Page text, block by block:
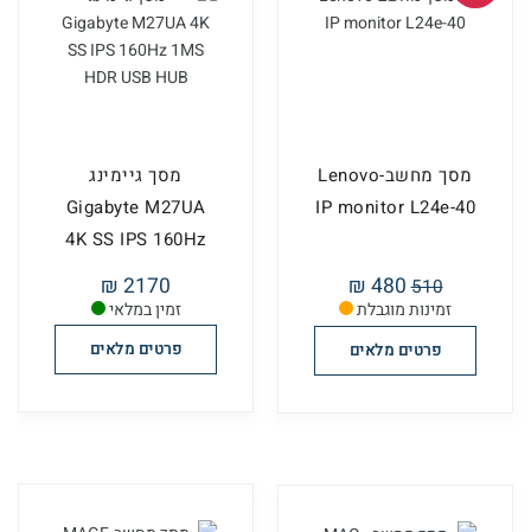
זמינות מוגבלת
מסך מחשב-Lenovo
IP monitor L24e-40
510
480 ₪
פרטים מלאים
זמין במלאי
מסך גיימינג
Gigabyte M27UA
4K SS IPS 160Hz
1MS HDR USB ...
2170 ₪
פרטים מלאים